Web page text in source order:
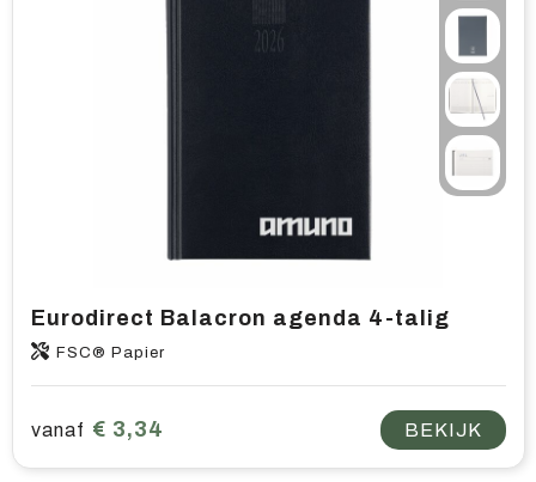
Eurodirect Balacron agenda 4-talig
FSC® Papier
vanaf € 3,34 BEKIJK